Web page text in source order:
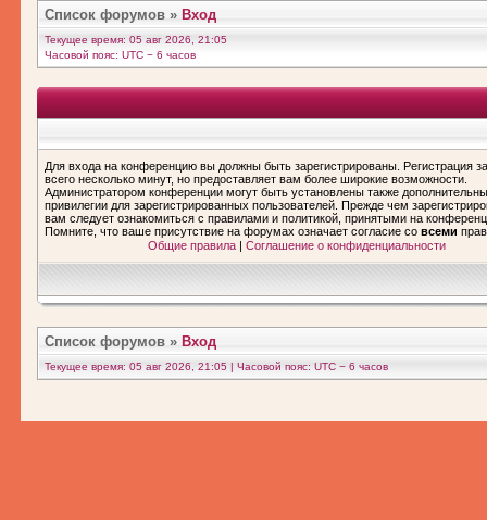
Список форумов » Вход
Текущее время: 05 авг 2026, 21:05
Часовой пояс: UTC − 6 часов
Для входа на конференцию вы должны быть зарегистрированы. Регистрация
всего несколько минут, но предоставляет вам более широкие возможности.
Администратором конференции могут быть установлены также
привилегии для зарегистрированных пользователей. Прежде чем
вам следует ознакомиться с правилами и политикой, принятыми на
Помните, что ваше присутствие на форумах означает согласие со всеми
Общие правила| Соглашение о конфиденциальности
Список форумов » Вход
Текущее время: 05 авг 2026, 21:05 | Часовой пояс: UTC − 6 часов